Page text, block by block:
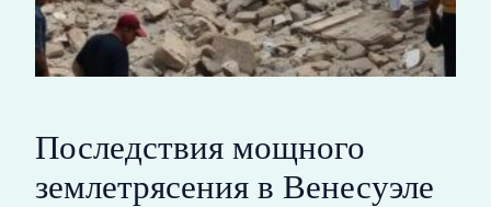
Последствия мощного
землетрясения в Венесуэле